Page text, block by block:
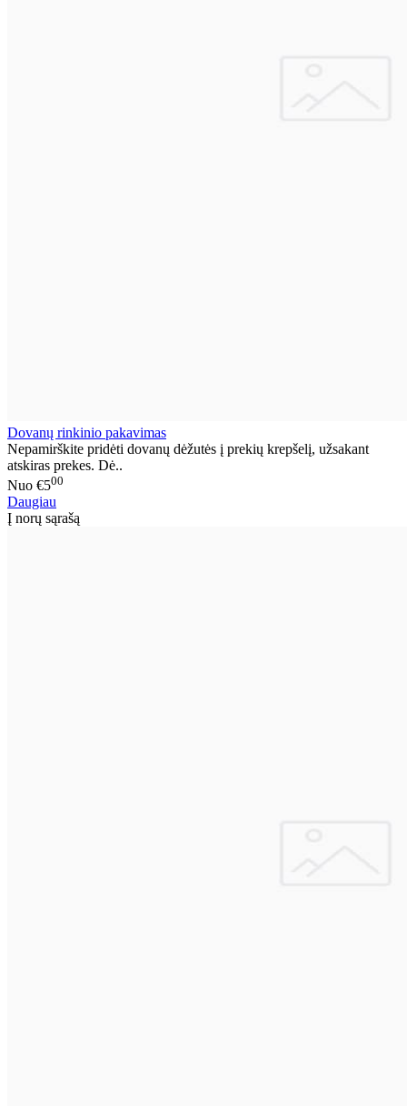
Dovanų rinkinio pakavimas
Nepamirškite pridėti dovanų dėžutės į prekių krepšelį, užsakant
atskiras prekes. Dė..
Nuo €500
Daugiau
Į norų sąrašą